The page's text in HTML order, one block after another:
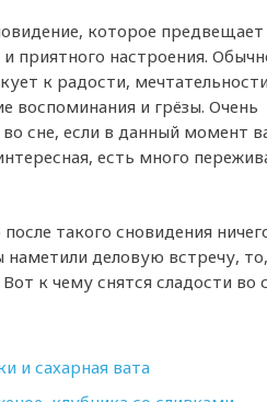
которое
приятного настроения.
к радости,
воспоминания и грёзы. Очень
сне, если в данный момент
есть много
такого сновидения
деловую встречу,
к чему снятся сладости во
и сахарная вата